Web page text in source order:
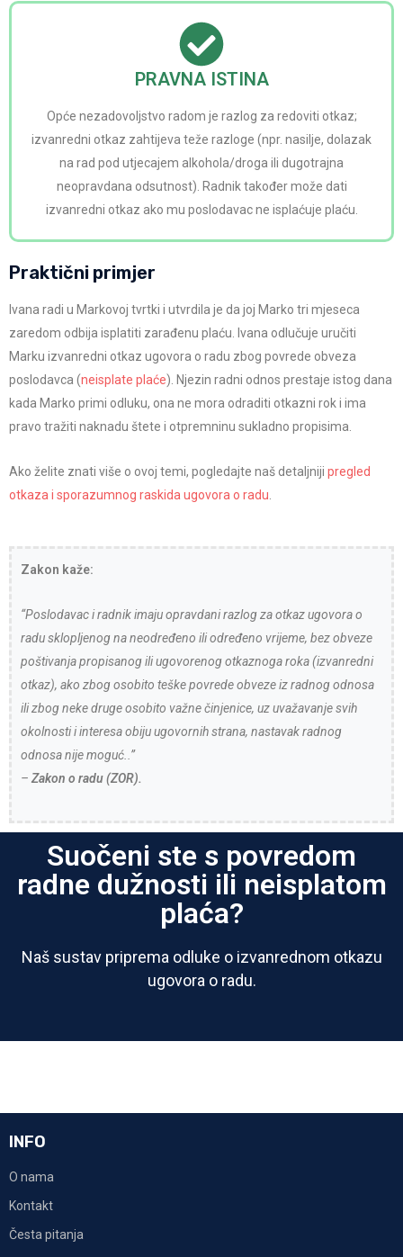
PRAVNA ISTINA
Opće nezadovoljstvo radom je razlog za redoviti otkaz;
izvanredni otkaz zahtijeva teže razloge (npr. nasilje, dolazak
na rad pod utjecajem alkohola/droga ili dugotrajna
neopravdana odsutnost). Radnik također može dati
izvanredni otkaz ako mu poslodavac ne isplaćuje plaću.
Praktični primjer
Ivana radi u Markovoj tvrtki i utvrdila je da joj Marko tri mjeseca
zaredom odbija isplatiti zarađenu plaću. Ivana odlučuje uručiti
Marku izvanredni otkaz ugovora o radu zbog povrede obveza
poslodavca (neisplate plaće). Njezin radni odnos prestaje istog dana
kada Marko primi odluku, ona ne mora odraditi otkazni rok i ima
pravo tražiti naknadu štete i otpremninu sukladno propisima.
Ako želite znati više o ovoj temi, pogledajte naš detaljniji pregled
otkaza i sporazumnog raskida ugovora o radu
Zakon kaže:
“Poslodavac i radnik imaju opravdani razlog za otkaz ugovora o
radu sklopljenog na neodređeno ili određeno vrijeme, bez obveze
poštivanja propisanog ili ugovorenog otkaznoga roka (izvanredni
otkaz), ako zbog osobito teške povrede obveze iz radnog odnosa
ili zbog neke druge osobito važne činjenice, uz uvažavanje svih
okolnosti i interesa obiju ugovornih strana, nastavak radnog
odnosa nije moguć..”
– Zakon o radu (ZOR).
Suočeni ste s povredom
radne dužnosti ili neisplatom
plaća?
Naš sustav priprema odluke o izvanrednom otkazu
ugovora o radu.
INFO
O nama
Kontakt
Česta pitanja